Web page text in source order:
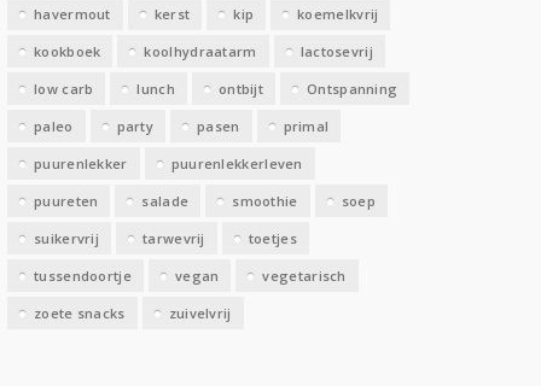
havermout kerst kip koemelkvrij
kookboek koolhydraatarm lactosevrij
low carb lunch ontbijt Ontspanning
paleo party pasen primal
puurenlekker puurenlekkerleven
puureten salade smoothie soep
suikervrij tarwevrij toetjes
tussendoortje vegan vegetarisch
zoete snacks zuivelvrij